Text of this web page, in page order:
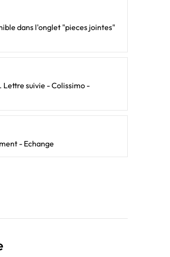
dans l'onglet "pieces jointes"
Lettre suivie - Colissimo -
- Echange